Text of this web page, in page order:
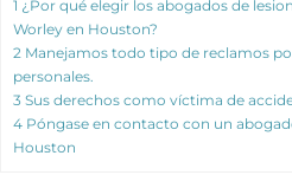
1 ¿Por qué elegir los abogados de
Worley en Houston?
2 Manejamos todo tipo de reclamos
personales.
3 Sus derechos como víctima de
4 Póngase en contacto con un
Houston